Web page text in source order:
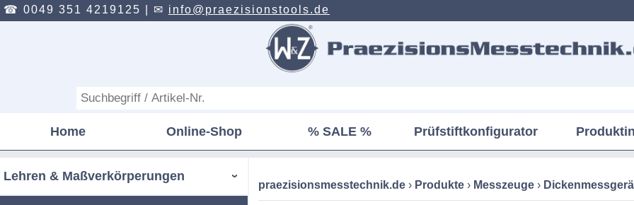
☎ 0049 351 4219125 | ✉ info@praezisionstools.de
Home Online-Shop % SALE % Prüfstiftkonfigurator
praezisionsmesstechnik.de › Produkte › Messzeuge ›
Lehren & Maßverkörperungen